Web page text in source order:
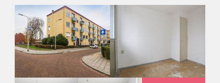
Huurtoeslag
Mogelijk
Inkomen eis
N.V.T.
Huurtermijn
Onbepaalde termijn
Oplevering